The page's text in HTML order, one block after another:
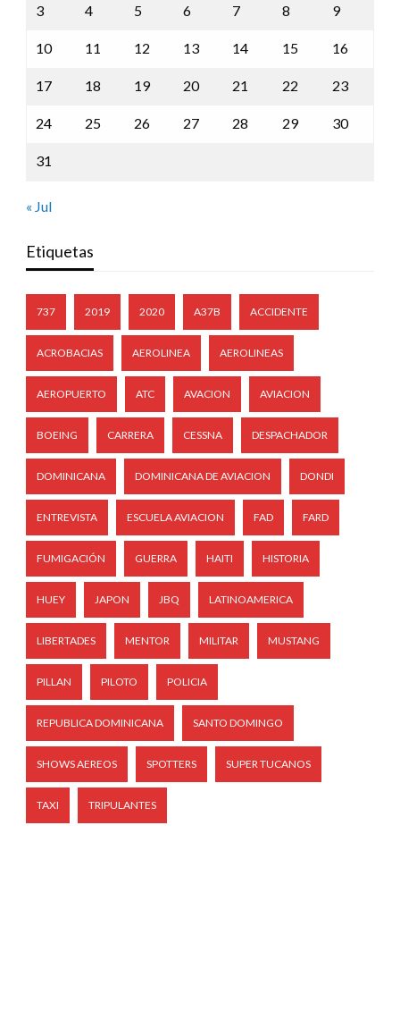
3 4 5 6 7 8 9
10 11 12 13 14 15 16
17 18 19 20 21 22 23
24 25 26 27 28 29 30
31
« Jul
Etiquetas
737 2019 2020 A37B ACCIDENTE
ACROBACIAS AEROLINEA AEROLINEAS
AEROPUERTO ATC AVACION AVIACION
BOEING CARRERA CESSNA DESPACHADOR
DOMINICANA DOMINICANA DE AVIACION DONDI
ENTREVISTA ESCUELA AVIACION FAD FARD
FUMIGACIÓN GUERRA HAITI HISTORIA
HUEY JAPON JBQ LATINOAMERICA
LIBERTADES MENTOR MILITAR MUSTANG
PILLAN PILOTO POLICIA
REPUBLICA DOMINICANA SANTO DOMINGO
SHOWS AEREOS SPOTTERS SUPER TUCANOS
TAXI TRIPULANTES